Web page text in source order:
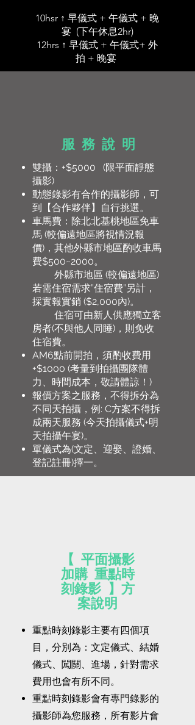
10hsr ↑ 早儀式 + 午儀式 + 晚
宴 (下午休息2hr)
12hrs ↑ 早儀式 + 午儀式+ 外
拍 + 晚宴
服 務 說 明
雙攝：+$5000 (限平面靜態
攝影)
​動態錄影有合作的攝影師，可
到 【合作夥伴】
自行挑選。
車馬費：除北北基桃地區免車
馬 (較偏遠地區將視情況報
價)，其他外縣市地區酌收車馬
費$500~2000。
外縣市地區 (較偏遠地區)
若需住宿需求”住宿費”另計，
採實報實銷 ($2,000內)。
住宿可由新人供應獨立客
房者(不與他人同睡)，則免收
住宿費。
AM6點前開拍，須酌收費用
+$1000 (考量到拍攝團隊體
力、時間成本，敬請體諒！)
報價方案之服務，不得拆分為
不同天拍攝，例: C方案不得拆
成兩天服務 (今天拍攝儀式+明
天拍攝午宴)。
​單儀式為(文定、迎娶、證婚、
登記註冊)擇一。
【 平面攝影
加購 重點時
刻錄影 】方
案說明
​重點時刻錄影主要有四個項
目，分別為：文定儀式、結婚
儀式、闖關、進場，針對需求
費用也會有所不同。
重點時刻錄影會有專門錄影的
攝影師為您服務，所有影片會